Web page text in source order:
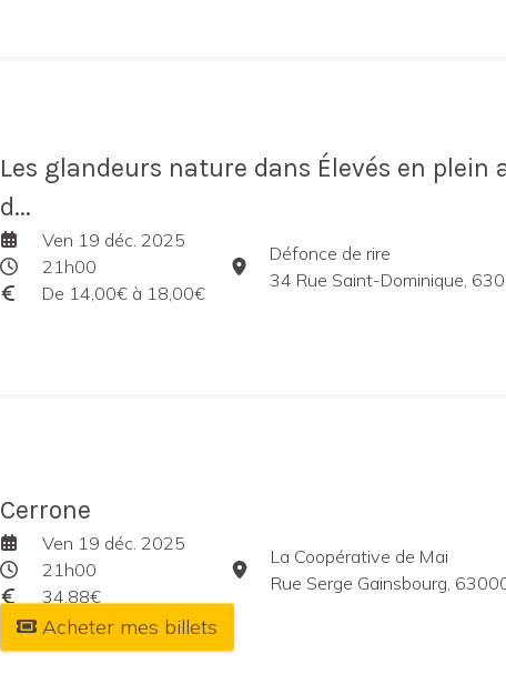
Les glandeurs nature dans Élevés en plein
d...
Ven 19 déc. 2025
21h00
De 14,00€ à 18,00€
Défonce de rire
34 Rue Saint-Dominique, 63000
Cerrone
Ven 19 déc. 2025
21h00
34,88€
La Coopérative de Mai
Rue Serge Gainsbourg, 63000
Acheter mes billets